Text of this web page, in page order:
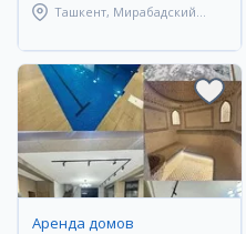
Ташкент, Мирабадский
Аренда домов